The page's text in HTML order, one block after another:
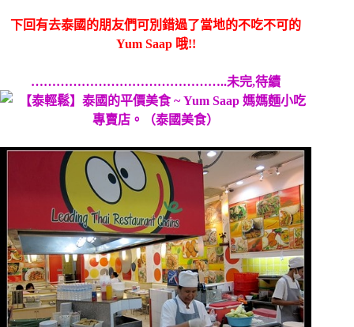
下回有去泰國的朋友們可別錯過了當地的不吃不可的
Yum Saap 哦!!
………………………………………..未完,待續